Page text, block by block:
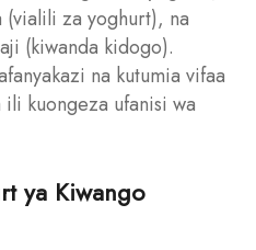
(vialili za yoghurt), na
(kiwanda kidogo).
na kutumia vifaa
kuongeza ufanisi wa
ya Kiwango